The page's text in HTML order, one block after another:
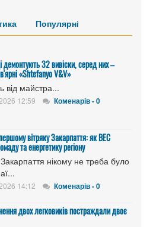
Популярні
демонтують 32 вивіски, серед них –
«Shtefanyo V&V»
від майстра...
12:59 Коменарів - 0
вітряку Закарпаття: як ВЕС
та енергетику регіону
нікому не треба було
14:12 Коменарів - 0
двох легковиків постраждали двоє